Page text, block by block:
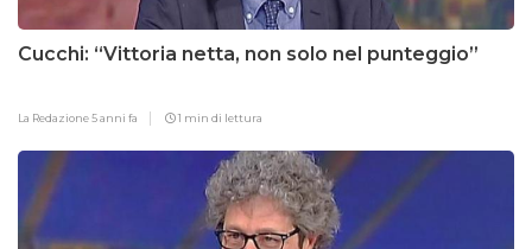
Cucchi: “Vittoria netta, non solo nel punteggio”
La Redazione5 anni fa 1 min di lettura